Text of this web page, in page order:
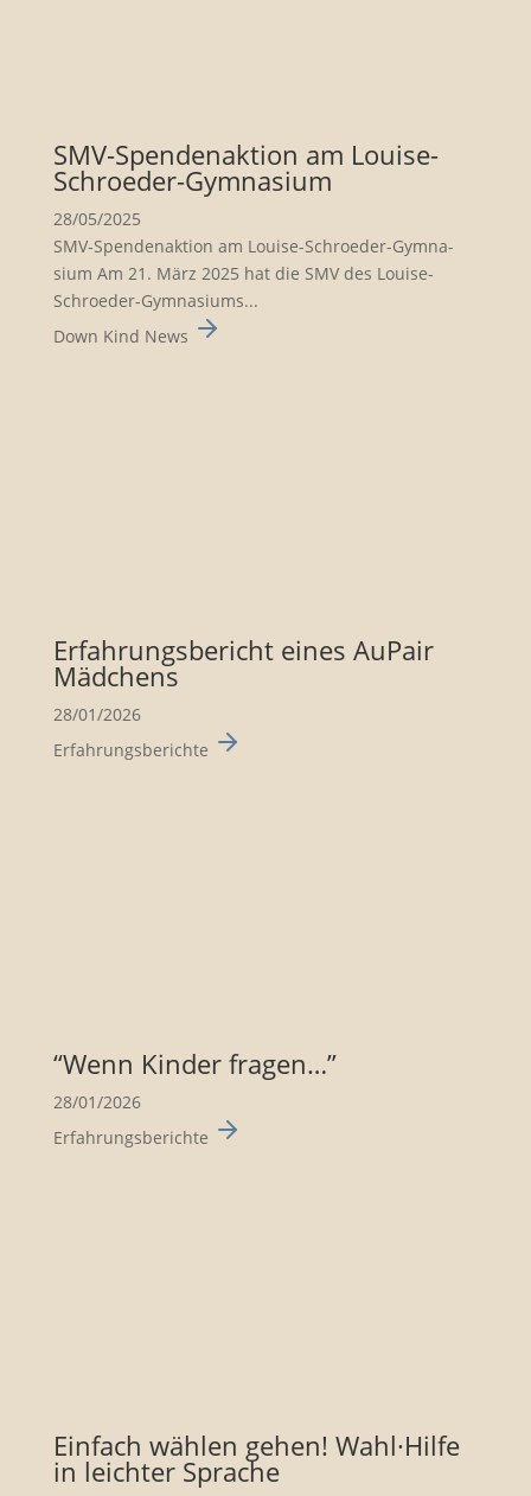
SMV-Spenden­ak­tion am Louise-
Schroeder-Gymna­sium
28/05/2025
SMV-Spenden­ak­tion am Louise-Schroeder-Gymna­
sium Am 21. März 2025 hat die SMV des Louise-
Schroeder-Gymna­siums...
Down Kind News
Erfah­rungs­be­richt eines AuPair
Mädchens
28/01/2026
Erfahrungsberichte
“Wenn Kinder fragen…”
28/01/2026
Erfahrungsberichte
Einfach wählen gehen! Wahl·Hilfe
in leichter Sprache